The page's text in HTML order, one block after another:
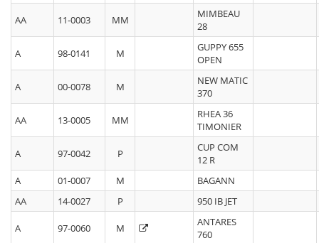
AA 11-0003 MM
MIMBEAU
28
A 98-0141 M
GUPPY 655
OPEN
A 00-0078 M
NEW MATIC
370
AA 13-0005 MM
RHEA 36
TIMONIER
A 97-0042 P
CUP COM
12 R
A
01-0007 M
BAGANN
AA
14-0027 P 950 IB JET
A 97-0060 M
ANTARES
760